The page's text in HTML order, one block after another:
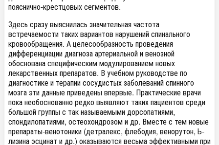
пояснично-крестцовых сегментов.
Здесь сразу выяснилась значительная частота
встречаемости таких вариантов нарушений спинального
кровообращения. А целесообразность проведения
дифференциации диагноза артериальной и венозной
обоснована специфическим модулированием новых
лекарственных препаратов. В учебном руководстве по
диагностике и терапии сосудистых заболеваний спинного
мозга эти данные приведены впервые. Практические врачи
пока необоснованно редко выявляют таких пациентов среди
большой группы с так называемыми дорсопатиями,
спондилопатиями, остеохондрозом и др. Вместе с тем новые
препараты-венотоники (детралекс, флебодия, венорутон, Ь-
лизина эсцинат и др.) оказываются весьма эффективными при